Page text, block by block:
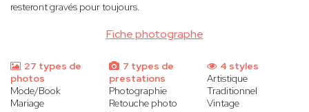
Fiche photographe
resteront gravés pour toujours.
27 types de
photos
Mode/Book
Mariage
7 types de
prestations
Photographie
Retouche photo
4 styles
Artistique
Traditionnel
Vintage